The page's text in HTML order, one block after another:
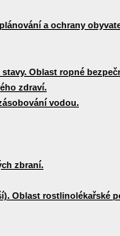
a ochrany
Oblast ropné
zdraví.
vodou.
zbraní.
Oblast rostlinolékařské